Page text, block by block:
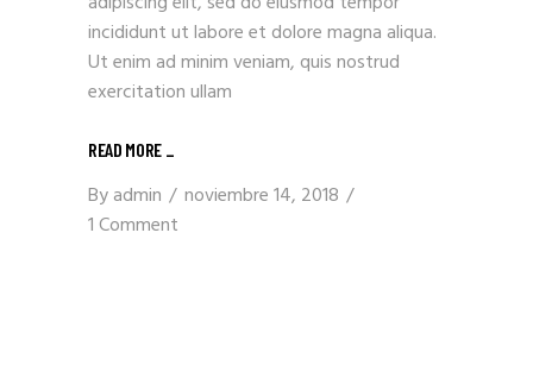
incididunt ut labore et dolore magna aliqua.
Ut enim ad minim veniam, quis nostrud
exercitation ullam
READ MORE _
Byadmin
noviembre 14, 2018
1 Comment